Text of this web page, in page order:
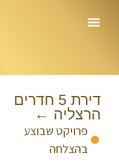
דירת 5 חדרים
הרצליה ←
פרויקט שבוצע
בהצלחה